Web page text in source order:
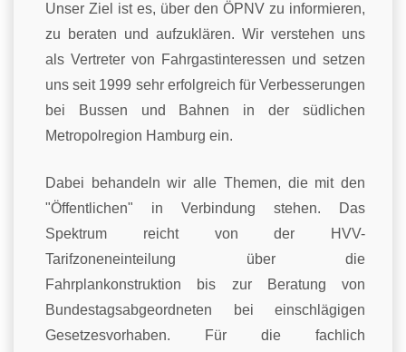
Unser Ziel ist es, über den ÖPNV zu informieren,
zu beraten und aufzuklären. Wir verstehen uns
als Vertreter von Fahrgastinteressen und setzen
uns seit 1999 sehr erfolgreich für Verbesserungen
bei Bussen und Bahnen in der südlichen
Metropolregion Hamburg ein.
Dabei behandeln wir alle Themen, die mit den
"Öffentlichen" in Verbindung stehen. Das
Spektrum reicht von der HVV-
Tarifzoneneinteilung über die
Fahrplankonstruktion bis zur Beratung von
Bundestagsabgeordneten bei einschlägigen
Gesetzesvorhaben. Für die fachlich